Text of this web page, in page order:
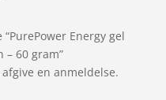
Energy gel
– 60 gram”
en anmeldelse.